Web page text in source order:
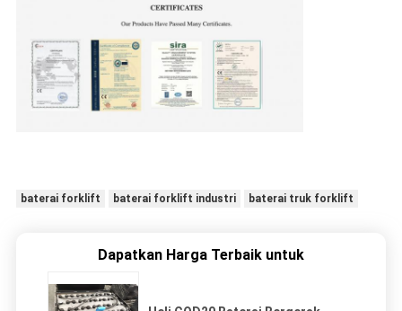
baterai forklift baterai forklift industri baterai truk forklift
Dapatkan Harga Terbaik untuk